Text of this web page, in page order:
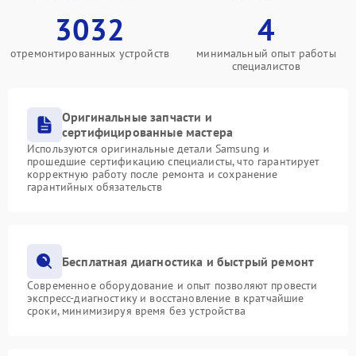
3032
отремонтированных устройств
4
минимальный опыт работы
специалистов
Оригинальные запчасти и
сертифицированные мастера
Используются оригинальные детали Samsung и
прошедшие сертификацию специалисты, что гарантирует
корректную работу после ремонта и сохранение
гарантийных обязательств
Бесплатная диагностика и быстрый ремонт
Современное оборудование и опыт позволяют провести
экспресс-диагностику и восстановление в кратчайшие
сроки, минимизируя время без устройства